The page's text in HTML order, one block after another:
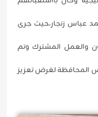
عباس زنجار،حيث جرى
والعمل المشترك وتم
المحافظة لغرض تعزيز